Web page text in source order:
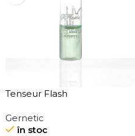
Tenseur Flash
Gernetic
în stoc